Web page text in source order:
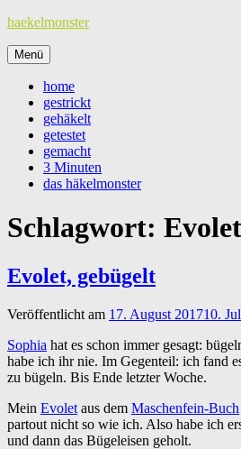
Zum
springen
haekelmonster
Menü
home
gestrickt
gehäkelt
getestet
gemacht
3 Minuten
das häkelmonster
Schlagwort: Evolet
Evolet, gebügelt
Veröffentlicht am 17. August 201710.
Sophia hat es schon immer gesagt:
habe ich ihr nie. Im Gegenteil: ich fand
zu bügeln. Bis Ende letzter Woche.
Mein Evolet aus dem Maschenfein-Buch
partout nicht so wie ich. Also habe ich
und dann das Bügeleisen geholt.